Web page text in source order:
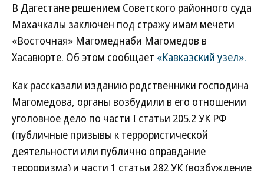
В Дагестане решением Советского районного суда
Махачкалы заключен под стражу имам мечети
«Восточная» Магомеднаби Магомедов в
Хасавюрте. Об этом сообщает «Кавказский узел».
Как рассказали изданию родственники господина
Магомедова, органы возбудили в его отношении
уголовное дело по части I статьи 205.2 УК РФ
(публичные призывы к террористической
деятельности или публично оправдание
терроризма) и части 1 статьи 282 УК (возбуждение